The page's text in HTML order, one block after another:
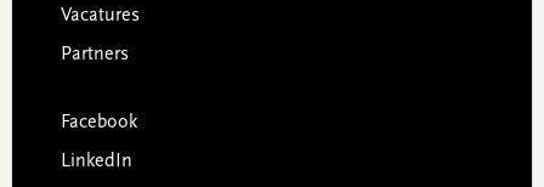
Vacatures
Partners
Facebook
LinkedIn